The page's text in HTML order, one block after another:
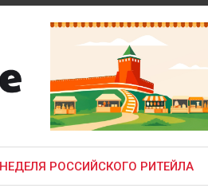
НЕДЕЛЯ РОССИЙСКОГО РИТЕЙЛА